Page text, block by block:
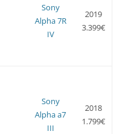
Sony
Alpha 7R
IV
2019
3.399€
Sony
Alpha a7
III
2018
1.799€